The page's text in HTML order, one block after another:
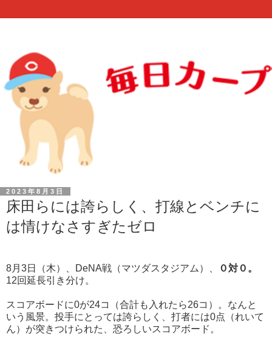
2023年8月3日
床田らには誇らしく、打線とベンチに
は情けなさすぎたゼロ
8月3日（木）、DeNA戦（マツダスタジアム）、
０対０。
12回延長引き分け。
スコアボードに0が24コ（合計も入れたら26コ）。なんと
いう風景。投手にとっては誇らしく、打者には0点（れいて
ん）が突きつけられた、恐ろしいスコアボード。